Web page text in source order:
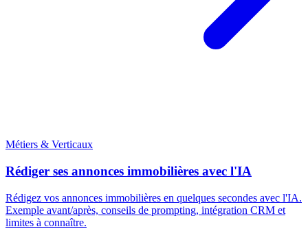
Métiers & Verticaux
Rédiger ses annonces immobilières avec l'IA
Rédigez vos annonces immobilières en quelques secondes avec l'IA.
Exemple avant/après, conseils de prompting, intégration CRM et
limites à connaître.